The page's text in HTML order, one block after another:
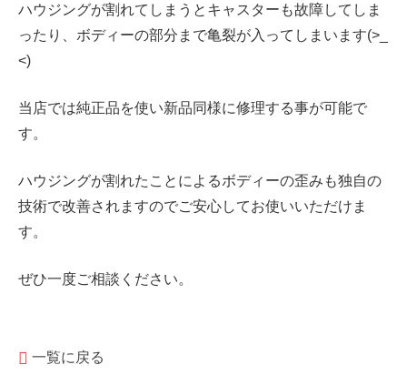
ハウジングが割れてしまうとキャスターも故障してしま
ったり、ボディーの部分まで亀裂が入ってしまいます(>_
<)
当店では純正品を使い新品同様に修理する事が可能で
す。
ハウジングが割れたことによるボディーの歪みも独自の
技術で改善されますのでご安心してお使いいただけま
す。
ぜひ一度ご相談ください。
一覧に戻る